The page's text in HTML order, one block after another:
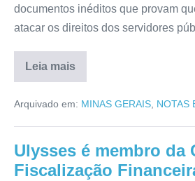
documentos inéditos que provam
atacar os direitos dos servidores
Leia mais
Arquivado em: MINAS GERAIS, NOTAS
Ulysses é membro da
Fiscalização